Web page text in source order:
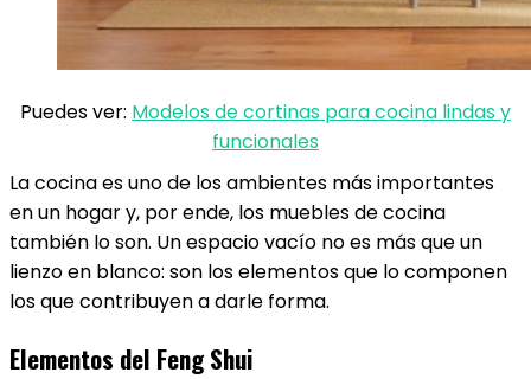
Puedes ver: Modelos de cortinas para cocina lindas y
funcionales
La cocina es uno de los ambientes más importantes
en un hogar y, por ende, los muebles de cocina
también lo son. Un espacio vacío no es más que un
lienzo en blanco: son los elementos que lo componen
los que contribuyen a darle forma.
Elementos del Feng Shui